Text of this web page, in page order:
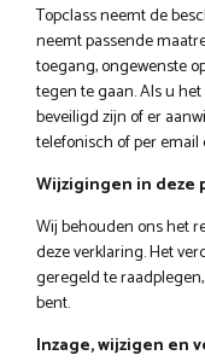
Topclass neemt de
neemt passende
toegang, ongewenste
tegen te gaan. Als u
beveiligd zijn of er
telefonisch of per
Wijzigingen in deze
Wij behouden ons het
deze verklaring. Het
geregeld te
bent.
Inzage, wijzigen en